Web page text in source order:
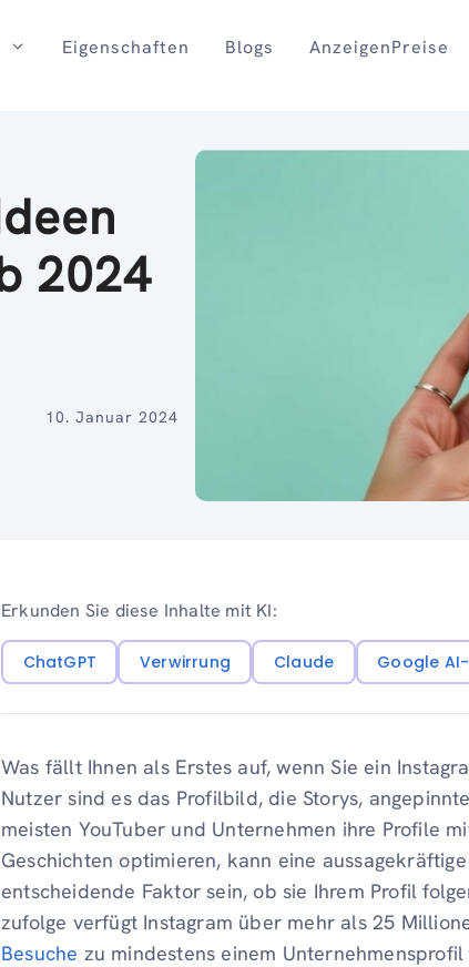
Eigenschaften Blogs AnzeigenPreise
2024
10. Januar 2024
Erkunden Sie diese Inhalte mit KI:
ChatGPT Verwirrung Claude Google
Was fällt Ihnen als Erstes auf, wenn Sie ein
Nutzer sind es das Profilbild, die Storys,
meisten YouTuber und Unternehmen ihre Profile
Geschichten optimieren, kann eine
entscheidende Faktor sein, ob sie Ihrem Profil
zufolge verfügt Instagram über mehr als 25
Besuche zu mindestens einem Unternehmensprofil